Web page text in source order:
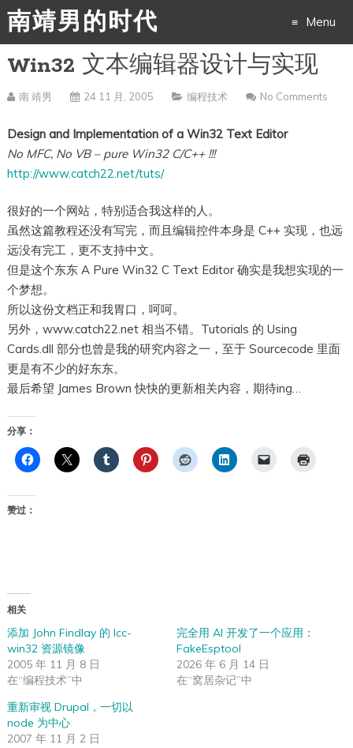
南靖男的时代 Menu
Skip
to
Win32 文本编辑器设计与实现
南 靖男 24 11 月, 2005 编程技术 No Comments
Design and Implementation of a Win32 Text Editor
No MFC, No VB – pure Win32 C/C++ !!!
http://www.catch22.net/tuts/
很好的一个网站，特别适合我这样的人。
虽然这篇教程还没有写完，而且编辑控件本身是 C++ 实现，也远
远没有完工，更不支持中文。
但是这个东东 A Pure Win32 C Text Editor 确实是我想实现的一
个梦想。
所以这份文档正和我胃口，呵呵。
另外，www.catch22.net 相当不错。Tutorials 的 Using
Cards.dll 部分也曾是我的研究内容之一，至于 Sourcecode 里面
更是有不少的好东东。
最后希望 James Brown 快快的更新相关内容，期待ing…
分享：
赞过：
相关
添加 John Findlay 的 lcc-
win32 资源镜像
2005 年 11 月 8 日
在“编程技术”中
完全用 AI 开发了一个应用：
FakeEsptool
2026 年 6 月 14 日
在“窝居杂记”中
重新审视 Drupal，一切以
node 为中心
2007 年 11 月 2 日